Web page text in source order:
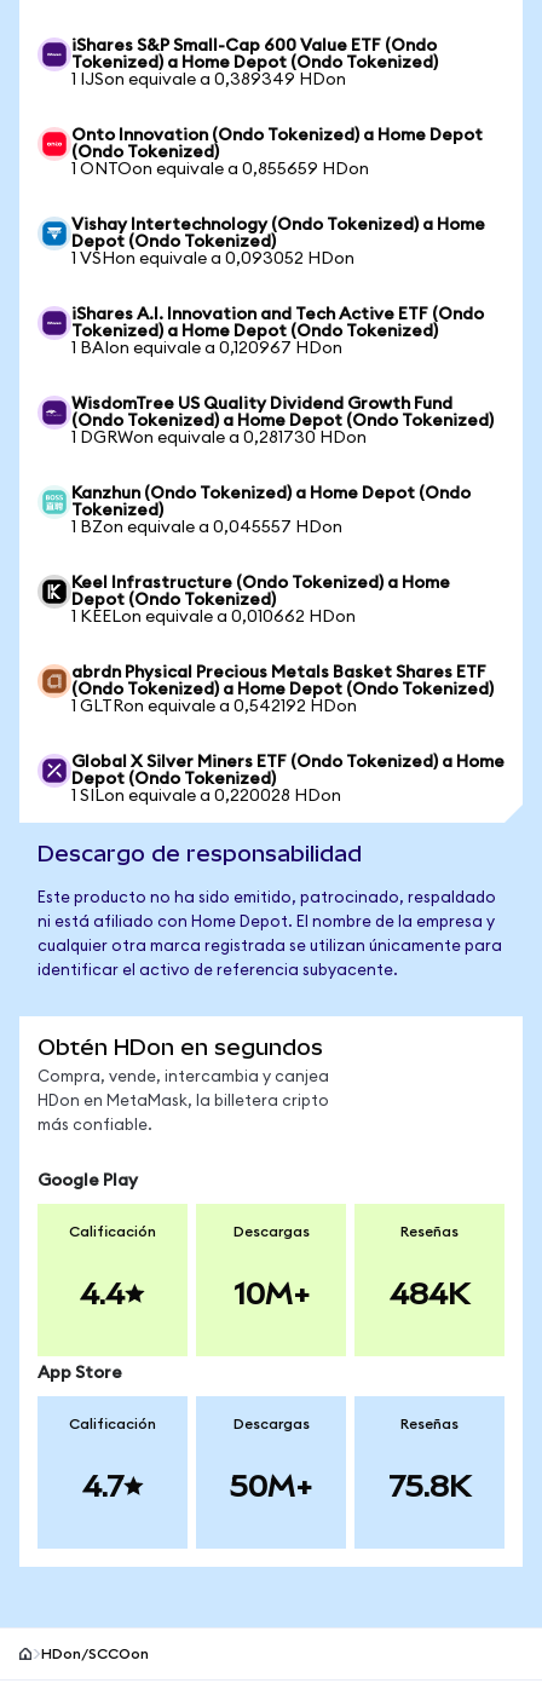
iShares S&P Small-Cap 600 Value ETF (Ondo
Tokenized) a Home Depot (Ondo Tokenized)
1 IJSon equivale a 0,389349 HDon
Onto Innovation (Ondo Tokenized) a Home Depot
(Ondo Tokenized)
1 ONTOon equivale a 0,855659 HDon
Vishay Intertechnology (Ondo Tokenized) a Home
Depot (Ondo Tokenized)
1 VSHon equivale a 0,093052 HDon
iShares A.I. Innovation and Tech Active ETF (Ondo
Tokenized) a Home Depot (Ondo Tokenized)
1 BAIon equivale a 0,120967 HDon
WisdomTree US Quality Dividend Growth Fund
(Ondo Tokenized) a Home Depot (Ondo Tokenized)
1 DGRWon equivale a 0,281730 HDon
Kanzhun (Ondo Tokenized) a Home Depot (Ondo
Tokenized)
1 BZon equivale a 0,045557 HDon
Keel Infrastructure (Ondo Tokenized) a Home
Depot (Ondo Tokenized)
1 KEELon equivale a 0,010662 HDon
abrdn Physical Precious Metals Basket Shares ETF
(Ondo Tokenized) a Home Depot (Ondo Tokenized)
1 GLTRon equivale a 0,542192 HDon
Global X Silver Miners ETF (Ondo Tokenized) a Home
Depot (Ondo Tokenized)
1 SILon equivale a 0,220028 HDon
Descargo de responsabilidad
Este producto no ha sido emitido, patrocinado, respaldado
ni está afiliado con Home Depot. El nombre de la empresa y
cualquier otra marca registrada se utilizan únicamente para
identificar el activo de referencia subyacente.
Obtén HDon en segundos
Compra, vende, intercambia y canjea
HDon en MetaMask, la billetera cripto
más confiable.
Google Play
Calificación
4.4
Descargas
10M+
Reseñas
484K
App Store
Calificación
4.7
Descargas
50M+
Reseñas
75.8K
HDon/SCCOon